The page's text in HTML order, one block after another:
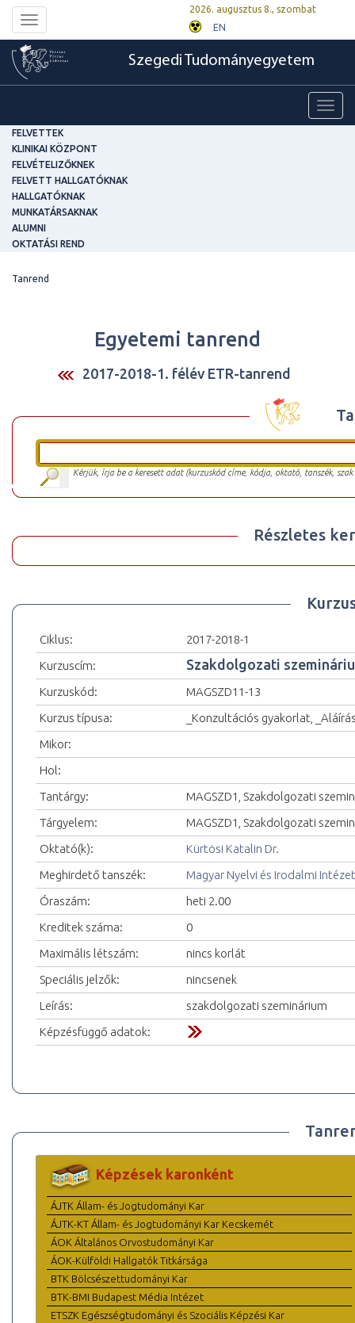
Toggle
navigation
2026. augusztus 8., szombat
EN
Szegedi Tudományegyetem
FELVETTEK
KLINIKAI KÖZPONT
FELVÉTELIZŐKNEK
FELVETT HALLGATÓKNAK
HALLGATÓKNAK
MUNKATÁRSAKNAK
ALUMNI
OKTATÁSI REND
Tanrend
Egyetemi tanrend
2017-2018-1. félév ETR-tanrend
Kérjük, írja be a keresett adat (kurzuskód címe, kódja, oktató, tanszék,
Részletes
Ciklus:
2017-2018-1
Kurzuscím:
Szakdolgozati
Kurzuskód:
MAGSZD11-13
Kurzus típusa:
_Konzultációs gyakorlat,
Mikor:
Hol:
Tantárgy:
MAGSZD1, Szakdolgozati
Tárgyelem:
MAGSZD1, Szakdolgozati
Oktató(k):
Kürtösi Katalin Dr.
Meghirdető tanszék:
Magyar Nyelvi és Irodalmi Intézet
Óraszám:
heti 2.00
Kreditek száma:
0
Maximális létszám:
nincs korlát
Speciális jelzők:
nincsenek
Leírás:
szakdolgozati szeminárium
Képzésfüggő adatok:
Képzések karonként
ÁJTK Állam- és Jogtudományi Kar
ÁJTK-KT Állam- és Jogtudományi Kar Kecskemét
ÁOK Általános Orvostudományi Kar
ÁOK-Külföldi Hallgatók Titkársága
BTK Bölcsészettudományi Kar
BTK-BMI Budapest Média Intézet
ETSZK Egészségtudományi és Szociális Képzési Kar